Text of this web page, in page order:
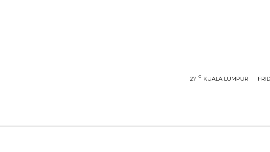
27 C KUALA LUMPUR